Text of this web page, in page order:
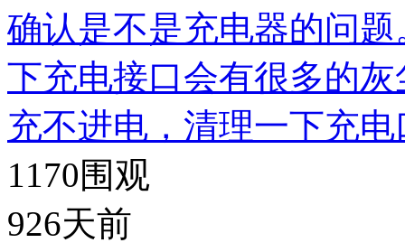
确认是不是充电器的问
下充电接口会有很多的
充不进电，清理一下充
1170围观
926天前